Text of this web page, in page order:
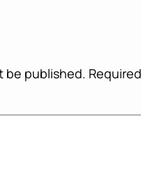
be published.